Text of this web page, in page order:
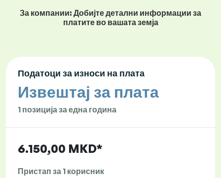
За компании: Добијте детални информации за
платите во вашата земја
Податоци за износи на плата
Извештај за плата
1 позиција за една година
6.150,00 MKD*
Пристап за 1 корисник